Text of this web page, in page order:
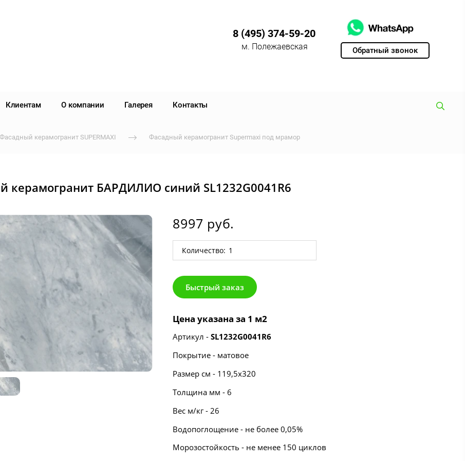
Обратный звонок
8 (495) 374-59-20
м. Полежаевская
Клиентам О компании Галерея Контакты
Фасадный керамогранит SUPERMAXI Фасадный керамогранит Supermaxi под мрамор
керамогранит БАРДИЛИО синий SL1232G0041R6
8997 руб.
Количество:
Быстрый заказ
Цена указана за 1 м2
Артикул -SL1232G0041R6
Покрытие - матовое
Размер см - 119,5х320
Толщина мм - 6
Вес м/кг - 26
Водопоглощение - не более 0,05%
Морозостойкость - не менее 150 циклов